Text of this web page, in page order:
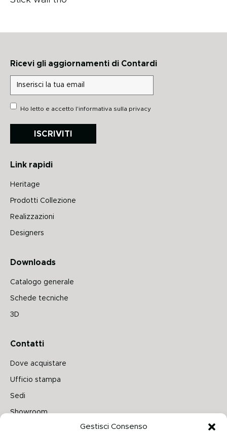
Gestisci Consenso
Ricevi gli aggiornamenti di Contardi
Ho letto e accetto l'informativa sulla privacy
ISCRIVITI
Link rapidi
Heritage
Prodotti Collezione
Realizzazioni
Designers
Downloads
Catalogo generale
Schede tecniche
3D
Contatti
Dove acquistare
Ufficio stampa
Sedi
Showroom